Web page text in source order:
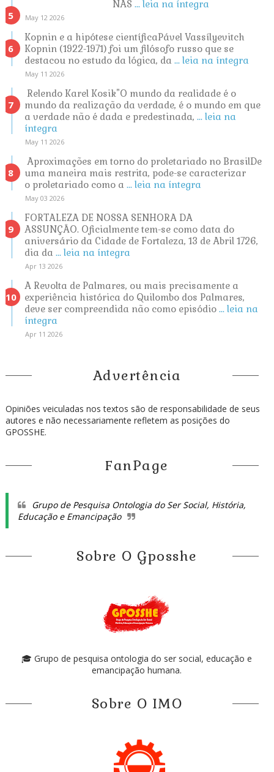
NAS ... leia na íntegra
May 12 2026
Kopnin e a hipótese científicaPável Vassílyevitch
Kopnin (1922-1971) foi um filósofo russo que se
destacou no estudo da lógica, da ... leia na íntegra
May 11 2026
Relendo Karel Kosik"O mundo da realidade é o
mundo da realização da verdade, é o mundo em que
a verdade não é dada e predestinada, ... leia na
íntegra
May 11 2026
Aproximações em torno do proletariado no BrasilDe
uma maneira mais restrita, pode-se caracterizar
o proletariado como a ... leia na íntegra
May 03 2026
FORTALEZA DE NOSSA SENHORA DA
ASSUNÇÃO. Oficialmente tem-se como data do
aniversário da Cidade de Fortaleza, 13 de Abril 1726,
dia da ... leia na íntegra
Apr 13 2026
A Revolta de Palmares, ou mais precisamente a
experiência histórica do Quilombo dos Palmares,
deve ser compreendida não como episódio ... leia na
íntegra
Apr 11 2026
Advertência
Opiniões veiculadas nos textos são de responsabilidade de seus
autores e não necessariamente refletem as posições do
GPOSSHE.
FanPage
Grupo de Pesquisa Ontologia do Ser Social, História,
Educação e Emancipação
Sobre O Gposshe
🎓 Grupo de pesquisa ontologia do ser social, educação e
emancipação humana.
Sobre O IMO